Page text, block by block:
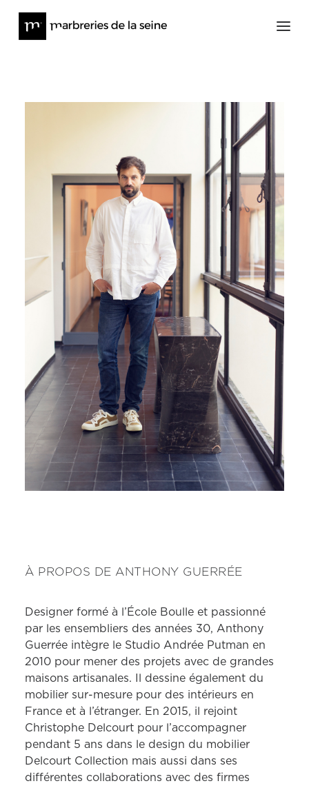
Architecture
Meubles et Objets d’Art
Presse
News
Contact
Stock en ligne
@lesmarbreriesdelaseine_
@meditions_
À PROPOS DE ANTHONY GUERRÉE
Designer formé à l’École Boulle et passionné
par les ensembliers des années 30, Anthony
Guerrée intègre le Studio Andrée Putman en
2010 pour mener des projets avec de grandes
maisons artisanales. Il dessine également du
mobilier sur-mesure pour des intérieurs en
France et à l’étranger. En 2015, il rejoint
Christophe Delcourt pour l’accompagner
pendant 5 ans dans le design du mobilier
Delcourt Collection mais aussi dans ses
différentes collaborations avec des firmes